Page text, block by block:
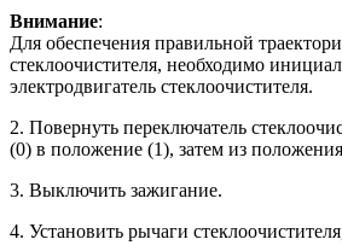
Внимание:
Для обеспечения правильной
стеклоочистителя, необходимо
электродвигатель стеклоочистителя.
2. Повернуть переключатель
(0) в положение (1), затем из
3. Выключить зажигание.
4. Установить рычаги